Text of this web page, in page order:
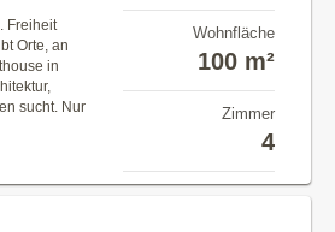
Freiheit
Orte, an
in
sucht. Nur
Wohnfläche
100 m²
Zimmer
4